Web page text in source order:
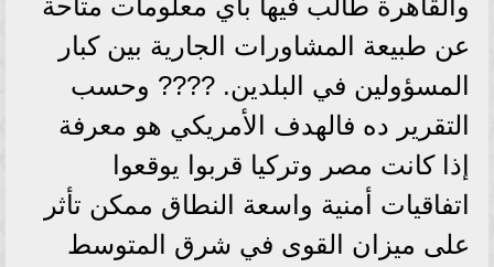
عن طبيعة المشاورات الجارية بين كبار
المسؤولين في البلدين. ???? وحسب
التقرير ده فالهدف الأمريكي هو معرفة
إذا كانت مصر وتركيا قربوا يوقعوا
اتفاقيات أمنية واسعة النطاق ممكن تأثر
على ميزان القوى في شرق المتوسط